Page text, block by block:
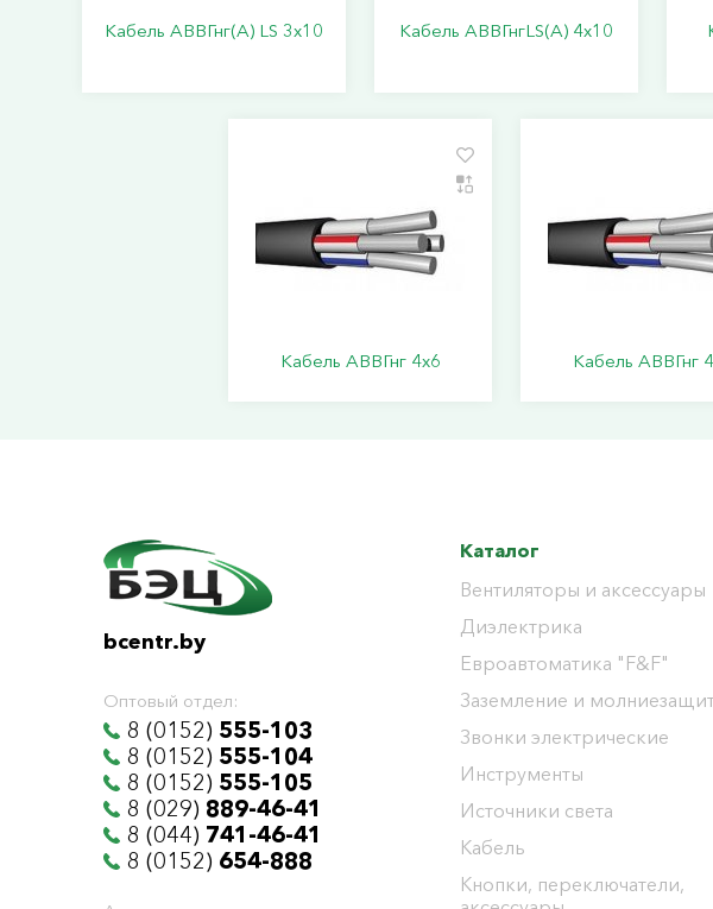
Кабель АВВГнг(А) LS 3х10 Кабель АВВГнгLS(А) 4х10
Кабель АВВГнг 4х6 Кабель АВВГнг
bcentr.by
Оптовый отдел:
8 (0152) 555-103
8 (0152) 555-104
8 (0152) 555-105
8 (029) 889-46-41
8 (044) 741-46-41
8 (0152) 654-888
Каталог
Вентиляторы и аксессуары
Диэлектрика
Евроавтоматика "F&F"
Заземление и
Звонки электрические
Инструменты
Источники света
Кабель
Кнопки, переключатели,